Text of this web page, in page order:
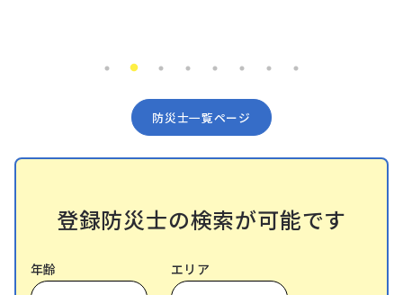
防災⼠⼀覧ページ
登録防災⼠の検索が可能です
年齢 エリア